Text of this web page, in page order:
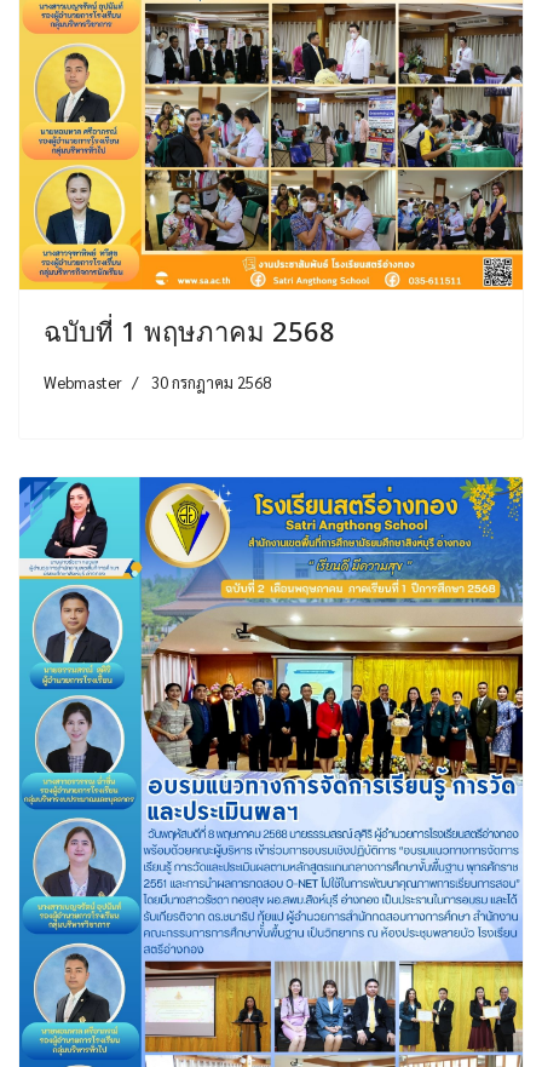
ฉบับที่ 1 พฤษภาคม 2568
Webmaster 30 กรกฎาคม 2568